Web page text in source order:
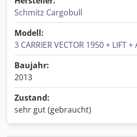
Schmitz Cargobull
Modell:
3 CARRIER VECTOR 1950 + LIFT
Baujahr:
2013
Zustand:
sehr gut (gebraucht)